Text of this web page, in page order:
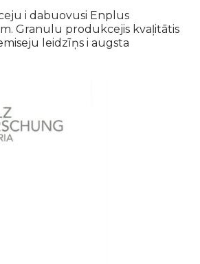
i dabuovusi Enplus
Granulu produkcejis kvaļitātis
leidzīņs i augsta